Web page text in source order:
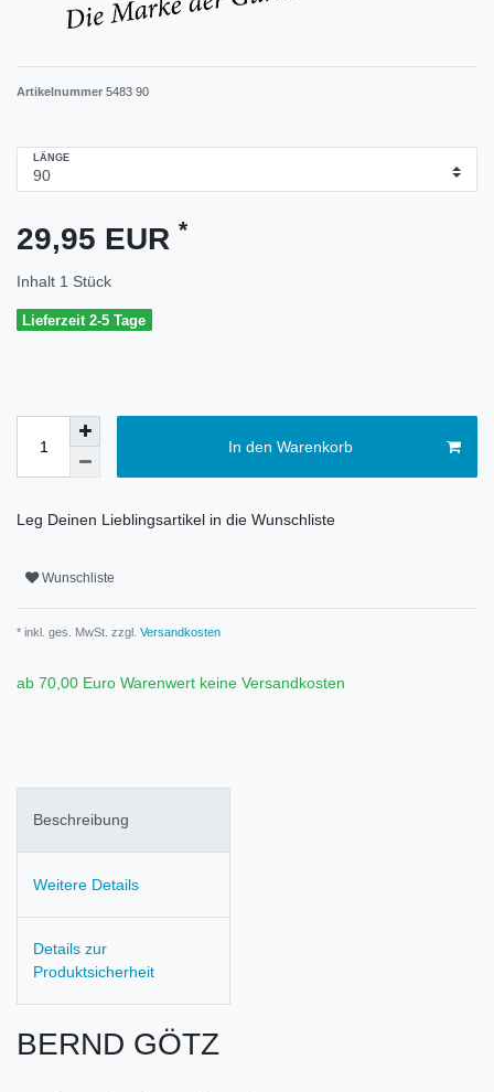
Artikelnummer 5483 90
LÄNGE
29,95 EUR *
Inhalt 1 Stück
Lieferzeit 2-5 Tage
In den Warenkorb
Leg Deinen Lieblingsartikel in die Wunschliste
Wunschliste
* inkl. ges. MwSt. zzgl. Versandkosten
ab 70,00 Euro Warenwert keine Versandkosten
Beschreibung
Weitere Details
Details zur
Produktsicherheit
BERND GÖTZ